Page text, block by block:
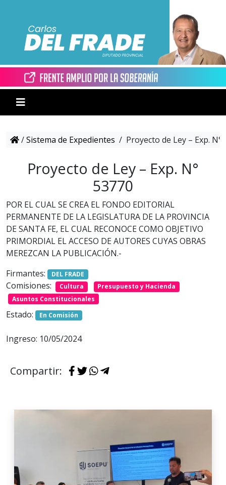
/Sistema de Expedientes / Proyecto de Ley – Exp. N°
Proyecto de Ley – Exp. N°
53770
POR EL CUAL SE CREA EL FONDO EDITORIAL
PERMANENTE DE LA LEGISLATURA DE LA PROVINCIA
DE SANTA FE, EL CUAL RECONOCE COMO OBJETIVO
PRIMORDIAL EL ACCESO DE AUTORES CUYAS OBRAS
MEREZCAN LA PUBLICACIÓN.-
Firmantes:
DEL FRADE
Comisiones: Cultura
Presupuesto y Hacienda
Asuntos Constitucionales
Estado: En Comisión
Ingreso: 10/05/2024
Compartir: